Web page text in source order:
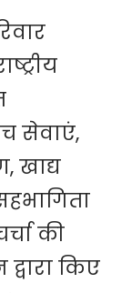
सेवाएं,
खाद्य
की
किए